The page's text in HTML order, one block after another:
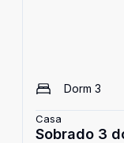
Dorm 3
Casa
Sobrado 3